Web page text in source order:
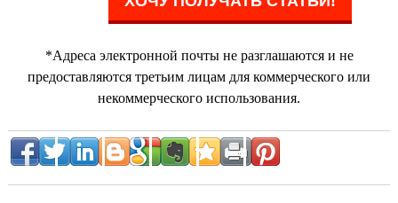
*Адреса электронной почты не разглашаются и не
предоставляются третьим лицам для коммерческого или
некоммерческого использования.